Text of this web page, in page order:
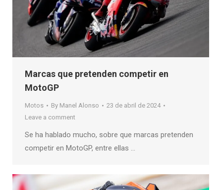
Marcas que pretenden competir en
MotoGP
Motos By Manel Alonso
23 de abril de 2024
Leave a comment
Se ha hablado mucho, sobre que marcas pretenden
competir en MotoGP, entre ellas …